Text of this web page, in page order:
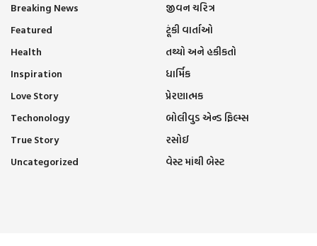
Breaking News
Featured
Health
Inspiration
Love Story
Techonology
True Story
Uncategorized
જીવન ચરિત્ર
ટૂંકી વાર્તાઓ
તથ્યો અને હકીકતો
ધાર્મિક
પ્રેરણાત્મક
બોલીવુડ એન્ડ ફિલ્મ્સ
રસોઈ
વેસ્ટ માંથી બેસ્ટ